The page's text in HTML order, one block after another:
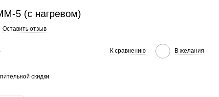
5 (с нагревом)
Оставить отзыв
К сравнению В желания
скидки